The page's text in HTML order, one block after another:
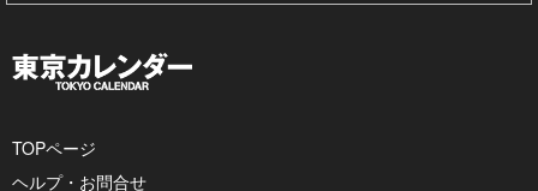
TOPページ
ヘルプ・お問合せ